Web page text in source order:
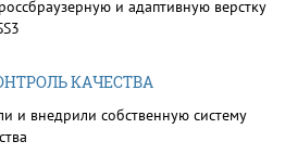
и адаптивную верстку
КАЧЕСТВА
и внедрили собственную систему